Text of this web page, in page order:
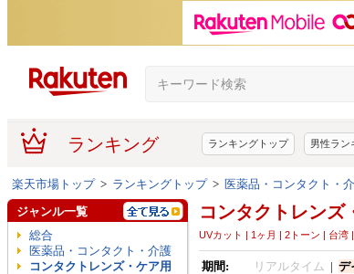
ランキング ランキングトップ 男性ラン
楽天市場トップ> ランキングトップ> 医薬品・コンタクト・
コンタクトレンズ
UVカット | 1ヶ月 | 2トーン | 台湾
期間: リアルタイム | デ
ジャンル一覧
総合
医薬品・コンタクト・介護
コンタクトレンズ・ケア用